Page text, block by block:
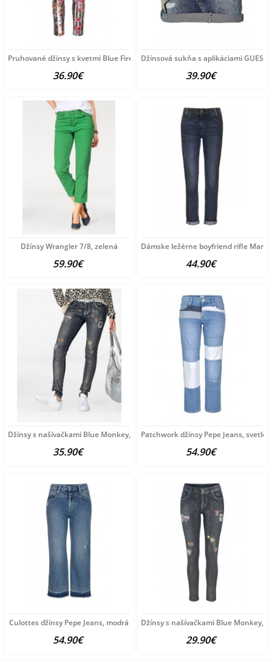
Pruhované džínsy s kvetmi Blue Fire Co., farebné - 29
36.90€
Džínsová sukňa s aplikáciami GUESS
39.90€
Džínsy Wrangler 7/8, zelená
59.90€
Dámske ležérne boyfriend rifle Marc
44.90€
Džínsy s našívačkami Blue Monkey, tmavomodré 32 inch
35.90€
Patchwork džínsy Pepe Jeans,
54.90€
Culottes džínsy Pepe Jeans, modrá
54.90€
Džínsy s našívačkami Blue Monkey,
29.90€